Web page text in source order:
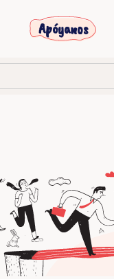
Apóyanos
Los órganos sociales
Código Ético
Nuestra red